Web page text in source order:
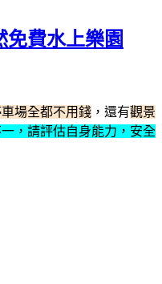
費水上樂園
場全都不用錢 ，還有觀景
，請評估自身能力，安全